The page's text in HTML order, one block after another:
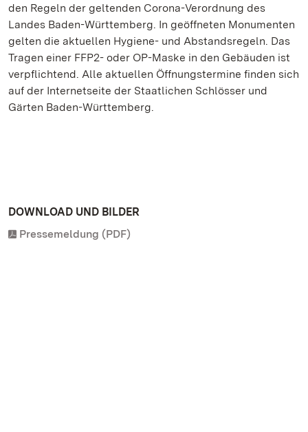
den Regeln der geltenden Corona-Verordnung des
Landes Baden-Württemberg. In geöffneten Monumenten
gelten die aktuellen Hygiene- und Abstandsregeln. Das
Tragen einer FFP2- oder OP-Maske in den Gebäuden ist
verpflichtend. Alle aktuellen Öffnungstermine finden sich
auf der Internetseite der Staatlichen Schlösser und
Gärten Baden-Württemberg.
DOWNLOAD UND BILDER
Pressemeldung (PDF)